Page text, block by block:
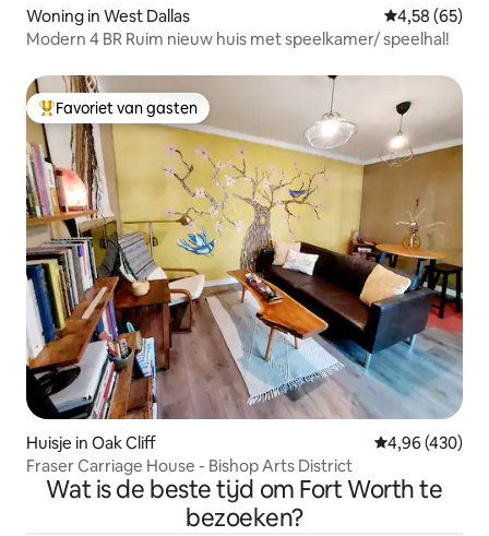
Woning in West Dallas Gemiddelde
4,58 (65)
Modern 4 BR Ruim nieuw huis met speelkamer/ speelhal!
Topfavoriet van gasten
Favoriet van gasten
Huisje in Oak Cliff Gemiddelde
4,96 (430)
Fraser Carriage House - Bishop Arts District
Wat is de beste tijd om Fort Worth te
bezoeken?